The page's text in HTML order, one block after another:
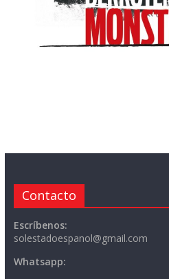
Contacto
Escríbenos:
solestadoespanol@gmail.com
Whatsapp: